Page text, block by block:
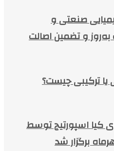
صنعتی و
و تضمین اصالت
ترکیبی چیست؟
کیا اسپورتیج توسط
برگزار شد